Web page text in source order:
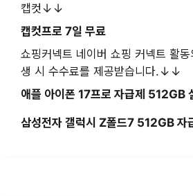
캡컷↓↓
캡컷프로 7일 무료
쇼핑커넥트 네이버 쇼핑 커넥트 활
생 시 수수료를 제공받습니다.↓↓
애플 아이폰 17프로 자급제 512GB
삼성전자 갤럭시 Z폴드7 512GB 자